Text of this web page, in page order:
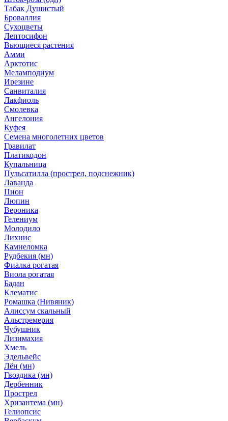
Табак Душистый
Броваллия
Сухоцветы
Лептосифон
Вьющиеся растения
Амми
Арктотис
Меламподиум
Ирезине
Санвиталия
Лакфиоль
Смолевка
Ангелония
Куфея
Семена многолетних цветов
Гравилат
Платикодон
Купальница
Пульсатилла (прострел, подснежник)
Лаванда
Пион
Люпин
Вероника
Гелениум
Молодило
Лихнис
Камнеломка
Рудбекия (мн)
Фиалка рогатая
Виола рогатая
Бадан
Клематис
Ромашка (Нивяник)
Алиссум скальный
Альстремерия
Чубушник
Лизимахия
Хмель
Эдельвейс
Лён (мн)
Гвоздика (мн)
Дербенник
Прострел
Хризантема (мн)
Гелиопсис